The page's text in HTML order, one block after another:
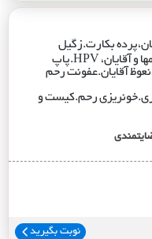
بکارت.زگیل
تناسلی و تبخال تناسلی خانمها و آقایان، HPV.پاپ
نعوظ آقایان.عفونت رحم
رحم.کیست و
نوبت بگیرید